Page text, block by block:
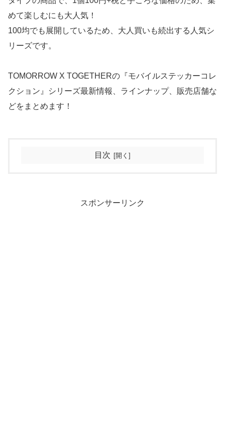
めて楽しむにも大人気！
100均でも展開しているため、大人買いも続出する人気シ
リーズです。
TOMORROW X TOGETHERの『モバイルステッカーコレ
クション』シリーズ最新情報、ラインナップ、販売店舗な
どをまとめます！
目次
スポンサーリンク